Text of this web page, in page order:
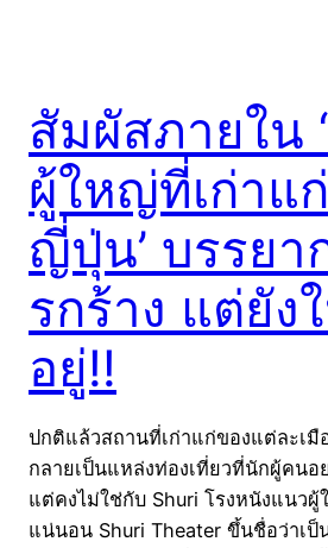
สัมผัสภายใน
ผู้ใหญ่ที่เก่าแ
ญี่ปุ่น’ บรรยา
รกร้าง แต่ยัง
อยู่!!
ปกติแล้วสถานที่เก่าแก่ของแต่ละเมื
กลายเป็นแหล่งท่องเที่ยวที่นักผู้คนอ
แต่คงไม่ใช่กับ Shuri โรงหนังแนว
แน่นอน Shuri Theater ขึ้นชื่อว่าเป็